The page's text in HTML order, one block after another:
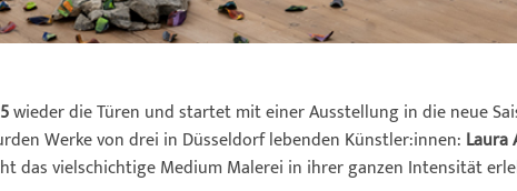
wieder die Türen und startet mit einer Ausstellung in die neue
Werke von drei in Düsseldorf lebenden Künstler:innen: Laura
das vielschichtige Medium Malerei in ihrer ganzen Intensität